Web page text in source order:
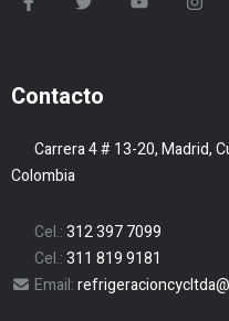
Contacto
Carrera 4 # 13-20, Madrid,
Colombia
Cel.:312 397 7099
Cel.:311 819 9181
Email: